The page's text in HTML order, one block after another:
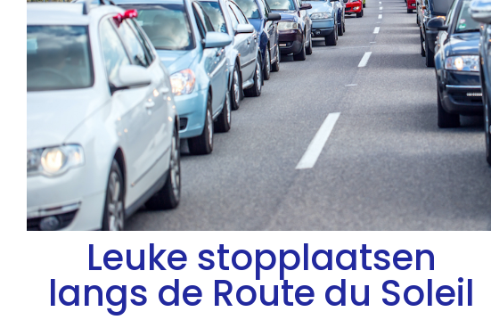
Leuke stopplaatsen
langs de Route du Soleil